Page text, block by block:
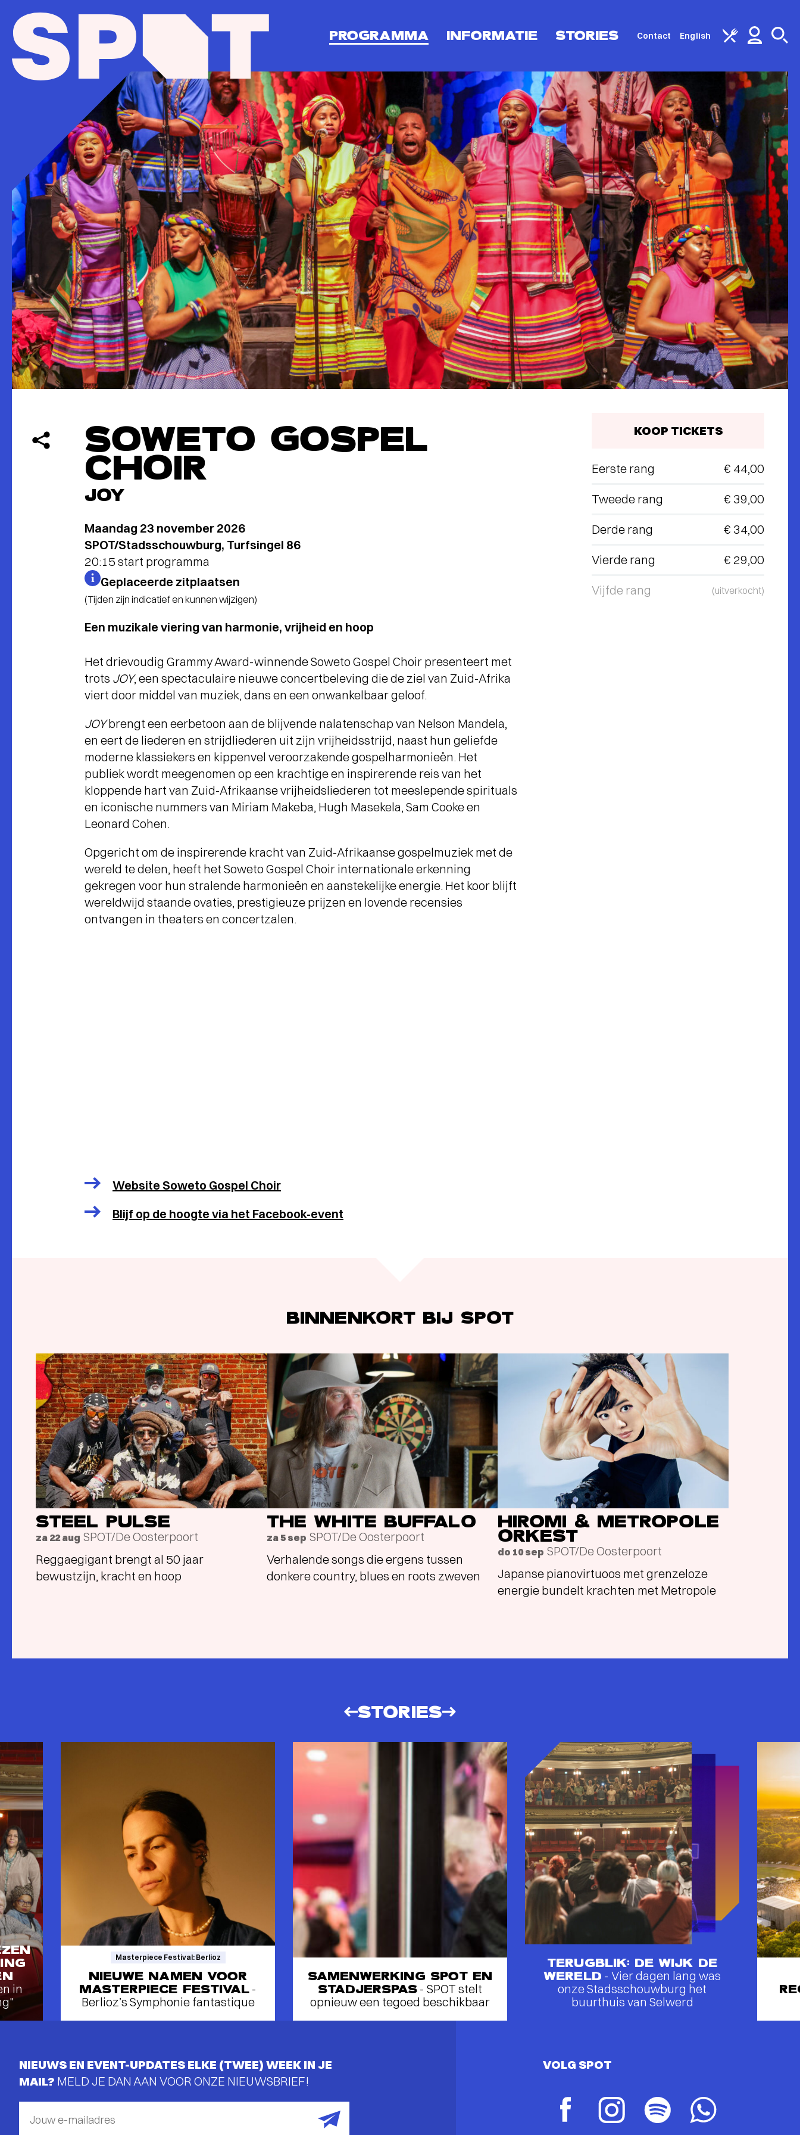
PROGRAMMA INFORMATIE STORIES Contact English
SOWETO GOSPEL
CHOIR
JOY
Maandag 23 november 2026
SPOT/Stadsschouwburg, Turfsingel 86
20:15 start programma
Geplaceerde zitplaatsen
(Tijden zijn indicatief en kunnen wijzigen)
Een muzikale viering van harmonie, vrijheid en hoop
Het drievoudig Grammy Award-winnende Soweto Gospel Choir presenteert met
trots JOY, een spectaculaire nieuwe concertbeleving die de ziel van Zuid-Afrika
viert door middel van muziek, dans en een onwankelbaar geloof.
JOYbrengt een eerbetoon aan de blijvende nalatenschap van Nelson Mandela,
en eert de liederen en strijdliederen uit zijn vrijheidsstrijd, naast hun geliefde
moderne klassiekers en kippenvel veroorzakende gospelharmonieën. Het
publiek wordt meegenomen op een krachtige en inspirerende reis van het
kloppende hart van Zuid-Afrikaanse vrijheidsliederen tot meeslepende spirituals
en iconische nummers van Miriam Makeba, Hugh Masekela, Sam Cooke en
Leonard Cohen.
Opgericht om de inspirerende kracht van Zuid-Afrikaanse gospelmuziek met de
wereld te delen, heeft het Soweto Gospel Choir internationale erkenning
gekregen voor hun stralende harmonieën en aanstekelijke energie. Het koor blijft
wereldwijd staande ovaties, prestigieuze prijzen en lovende recensies
ontvangen in theaters en concertzalen.
Website Soweto Gospel Choir
Blijf op de hoogte via het Facebook-event
KOOP TICKETS
Eerste rang € 44,00
Tweede rang € 39,00
Derde rang € 34,00
Vierde rang € 29,00
Vijfde rang (uitverkocht)
BINNENKORT BIJ SPOT
STEEL PULSE
za 22 aug SPOT/De Oosterpoort
Reggaegigant brengt al 50 jaar
bewustzijn, kracht en hoop
THE WHITE BUFFALO
za 5 sep SPOT/De Oosterpoort
Verhalende songs die ergens tussen
donkere country, blues en roots zweven
HIROMI & METROPOLE
ORKEST
do 10 sep SPOT/De Oosterpoort
Japanse pianovirtuoos met grenzeloze
energie bundelt krachten met Metropole
STORIES
in
Masterpiece Festival: Berlioz
NIEUWE NAMEN VOOR
MASTERPIECE FESTIVAL -
Berlioz’s Symphonie fantastique
SAMENWERKING SPOT EN
STADJERSPAS - SPOT stelt
opnieuw een tegoed beschikbaar
TERUGBLIK: DE WIJK DE
WERELD - Vier dagen lang was
onze Stadsschouwburg het
buurthuis van Selwerd
NIEUWS EN EVENT-UPDATES ELKE (TWEE) WEEK IN JE
MAIL? MELD JE DAN AAN VOOR ONZE NIEUWSBRIEF!
Jouw e-mailadres
VOLG SPOT